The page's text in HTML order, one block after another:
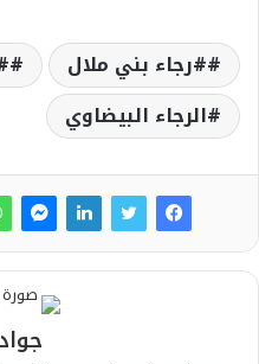
#رجاء بني ملال
الرجاء البيضاوي